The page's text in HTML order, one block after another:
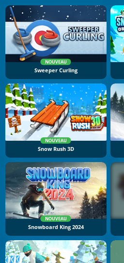
NOUVEAU
Sweeper Curling
NOUVEAU
Snow Rush 3D
NOUVEAU
Snowboard King 2024